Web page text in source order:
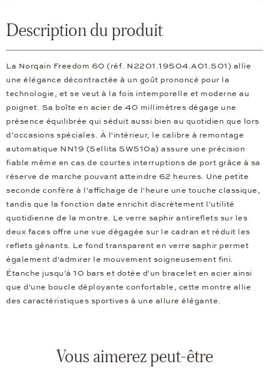
Description du produit
La Norqain Freedom 60 (réf. N2201.19S04.A01.S01) allie
une élégance décontractée à un goût prononcé pour la
technologie, et se veut à la fois intemporelle et moderne au
poignet. Sa boîte en acier de 40 millimètres dégage une
présence équilibrée qui séduit aussi bien au quotidien que lors
d’occasions spéciales. À l'intérieur, le calibre à remontage
automatique NN19 (Sellita SW510a) assure une précision
fiable même en cas de courtes interruptions de port grâce à sa
réserve de marche pouvant atteindre 62 heures. Une petite
seconde confère à l'affichage de l'heure une touche classique,
tandis que la fonction date enrichit discrètement l'utilité
quotidienne de la montre. Le verre saphir antireflets sur les
deux faces offre une vue dégagée sur le cadran et réduit les
reflets gênants. Le fond transparent en verre saphir permet
également d'admirer le mouvement soigneusement fini.
Étanche jusqu'à 10 bars et dotée d'un bracelet en acier ainsi
que d'une boucle déployante confortable, cette montre allie
des caractéristiques sportives à une allure élégante.
Vous aimerez peut-être